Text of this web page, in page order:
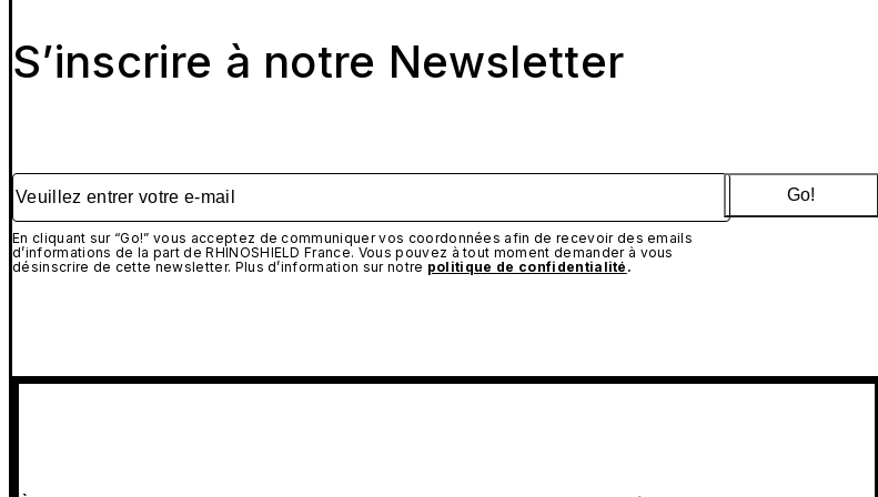
S’inscrire à notre Newsletter
Veuillez entrer votre e-mail
En cliquant sur “Go!” vous acceptez de communiquer vos coordonnées afin de recevoir des emails
d’informations de la part de RHINOSHIELD France. Vous pouvez à tout moment demander à vous
désinscrire de cette newsletter. Plus d’information sur notre politique de confidentialité .
Go!